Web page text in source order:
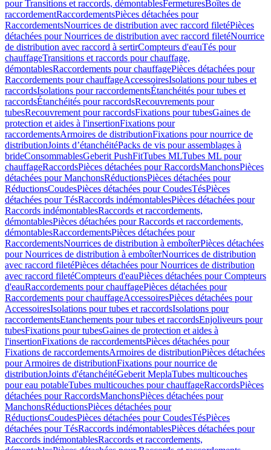
pour Transitions et raccords, démontablesFermeturesBoîtes de
raccordementRaccordementsPièces détachées pour
RaccordementsNourrices de distribution avec raccord filetéPièces
détachées pour Nourrices de distribution avec raccord filetéNourrice
de distribution avec raccord à sertirCompteurs d'eauTés pour
chauffageTransitions et raccords pour chauffage,
démontablesRaccordements pour chauffagePièces détachées pour
Raccordements pour chauffageAccessoiresIsolations pour tubes et
raccordsIsolations pour raccordementsÉtanchéités pour tubes et
raccordsÉtanchéités pour raccordsRecouvrements pour
tubesRecouvrement pour raccordsFixations pour tubesGaines de
protection et aides à l'insertionFixations pour
raccordementsArmoires de distributionFixations pour nourrice de
distributionJoints d’étanchéitéPacks de vis pour assemblages à
brideConsommablesGeberit PushFitTubes MLTubes ML pour
chauffageRaccordsPièces détachées pour RaccordsManchonsPièces
détachées pour ManchonsRéductionsPièces détachées pour
RéductionsCoudesPièces détachées pour CoudesTésPièces
détachées pour TésRaccords indémontablesPièces détachées pour
Raccords indémontablesRaccords et raccordements,
démontablesPièces détachées pour Raccords et raccordements,
démontablesRaccordementsPièces détachées pour
RaccordementsNourrices de distribution à emboîterPièces détachées
pour Nourrices de distribution à emboîterNourrices de distribution
avec raccord filetéPièces détachées pour Nourrices de distribution
avec raccord filetéCompteurs d'eauPièces détachées pour Compteurs
d'eauRaccordements pour chauffagePièces détachées pour
Raccordements pour chauffageAccessoiresPièces détachées pour
AccessoiresIsolations pour tubes et raccordsIsolations pour
raccordementsEtanchements pour tubes et raccordsEnjoliveurs pour
tubesFixations pour tubesGaines de protection et aides à
l'insertionFixations de raccordementsPièces détachées pour
Fixations de raccordementsArmoires de distributionPièces détachées
pour Armoires de distributionFixations pour nourrice de
distributionJoints d'étanchéitéGeberit MeplaTubes multicouches
pour eau potableTubes multicouches pour chauffageRaccordsPièces
détachées pour RaccordsManchonsPièces détachées pour
ManchonsRéductionsPièces détachées pour
RéductionsCoudesPièces détachées pour CoudesTésPièces
détachées pour TésRaccords indémontablesPièces détachées pour
Raccords indémontablesRaccords et raccordements,